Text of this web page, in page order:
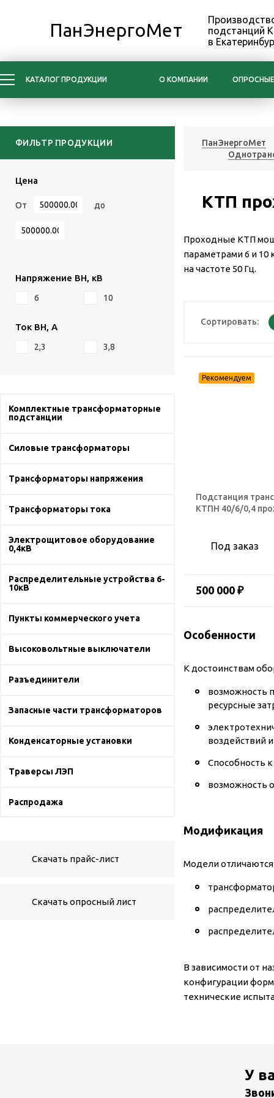
ПанЭнергоМет
подстанций
в
КАТАЛОГ ПРОДУКЦИИ О КОМПАНИИ
ФИЛЬТР ПРОДУКЦИИ
Цена
От до
Напряжение ВН, кВ
6 10
Ток ВН, А
2,3 3,8
Комплектные трансформаторные
подстанции
Силовые трансформаторы
Трансформаторы напряжения
Трансформаторы тока
Электрощитовое оборудование
0,4кВ
Распределительные устройства 6-
10кВ
Пункты коммерческого учета
Высоковольтные выключатели
Разъединители
Запасные части трансформаторов
Конденсаторные установки
Траверсы ЛЭП
Распродажа
Скачать прайс-лист
Скачать опросный лист
ПанЭнергоМет
КТП
Проходные КТП
параметрами 6 и 10
на частоте 50 Гц.
Сортировать:
Подстанция
КТПН 40/6/0,4
Под заказ
500 000 ₽
Особенности
К достоинствам
возможность
ресурсные
воздействий
Способность
возможность
Модификация
Модели
В зависимости от
конфигурации
технические
У